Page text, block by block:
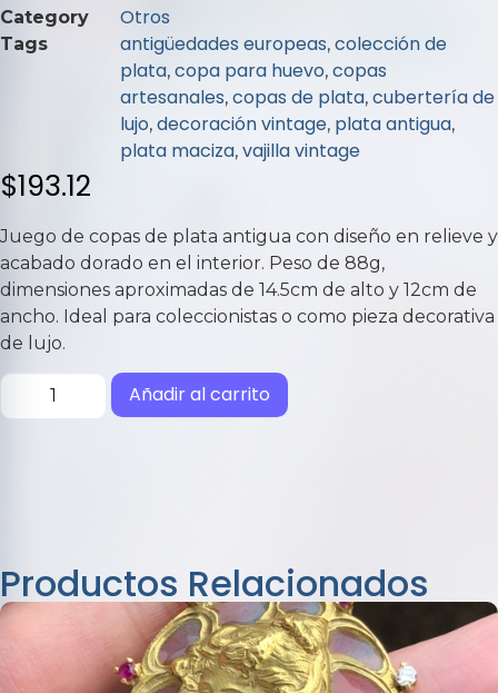
0
de
Category Otros
Tags antigüedades europeas, colección de
plata, copa para huevo, copas
artesanales, copas de plata, cubertería de
lujo, decoración vintage, plata antigua,
plata maciza, vajilla vintage
$193.12
Juego de copas de plata antigua con diseño en relieve y
acabado dorado en el interior. Peso de 88g,
dimensiones aproximadas de 14.5cm de alto y 12cm de
ancho. Ideal para coleccionistas o como pieza decorativa
de lujo.
Añadir al carrito
Productos Relacionados